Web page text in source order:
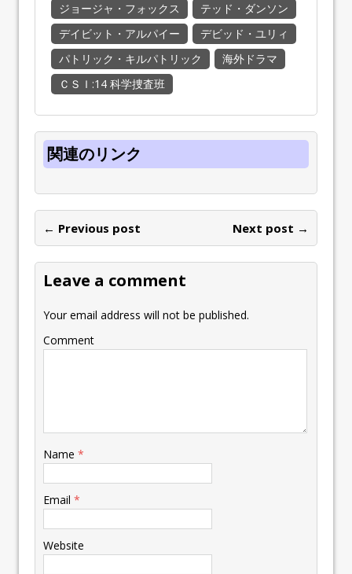
ジョージャ・フォックス
テッド・ダンソン
デイビット・アルパイー
デビッド・ユリィ
パトリック・キルパトリック
海外ドラマ
ＣＳＩ:14 科学捜査班
関連のリンク
← Previous post Next post →
Leave a comment
Your email address will not be published.
Comment
Name *
Email *
Website